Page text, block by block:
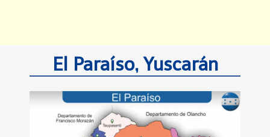
El Paraíso, Yuscarán